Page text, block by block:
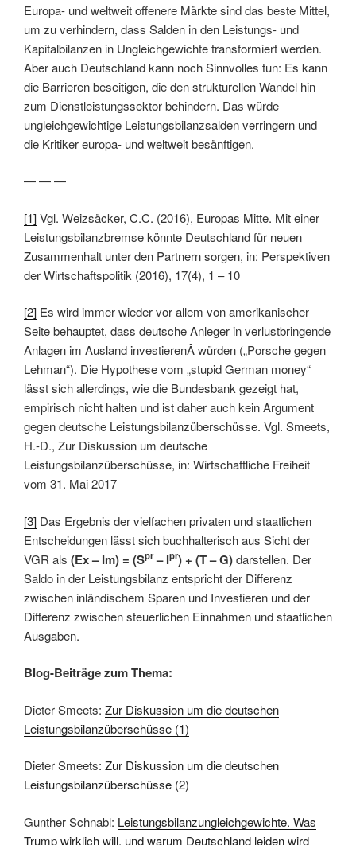
Europa- und weltweit offenere Märkte sind das beste Mittel,
um zu verhindern, dass Salden in den Leistungs- und
Kapitalbilanzen in Ungleichgewichte transformiert werden.
Aber auch Deutschland kann noch Sinnvolles tun: Es kann
die Barrieren beseitigen, die den strukturellen Wandel hin
zum Dienstleistungssektor behindern. Das würde
ungleichgewichtige Leistungsbilanzsalden verringern und
die Kritiker europa- und weltweit besänftigen.
— — —
[1]Vgl. Weizsäcker, C.C. (2016), Europas Mitte. Mit einer
Leistungsbilanzbremse könnte Deutschland für neuen
Zusammenhalt unter den Partnern sorgen, in: Perspektiven
der Wirtschaftspolitik (2016), 17(4), 1 – 10
[2] Es wird immer wieder vor allem von amerikanischer
Seite behauptet, dass deutsche Anleger in verlustbringende
Anlagen im Ausland investierenÂ würden („Porsche gegen
Lehman“). Die Hypothese vom „stupid German money“
lässt sich allerdings, wie die Bundesbank gezeigt hat,
empirisch nicht halten und ist daher auch kein Argument
gegen deutsche Leistungsbilanzüberschüsse. Vgl. Smeets,
H.-D., Zur Diskussion um deutsche
Leistungsbilanzüberschüsse, in: Wirtschaftliche Freiheit
vom 31. Mai 2017
[3] Das Ergebnis der vielfachen privaten und staatlichen
Entscheidungen lässt sich buchhalterisch aus Sicht der
VGR als (Ex – Im) = (Spr– Ipr) + (T – G)darstellen. Der
Saldo in der Leistungsbilanz entspricht der Differenz
zwischen inländischem Sparen und Investieren und der
Differenz zwischen steuerlichen Einnahmen und staatlichen
Ausgaben.
Blog-Beiträge zum Thema:
Dieter Smeets: Zur Diskussion um die deutschen
Leistungsbilanzüberschüsse (1)
Dieter Smeets: Zur Diskussion um die deutschen
Leistungsbilanzüberschüsse (2)
Gunther Schnabl: Leistungsbilanzungleichgewichte. Was
Trump wirklich will, und warum Deutschland leiden wird